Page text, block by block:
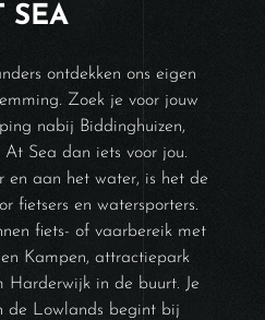
SEA
ontdekken ons eigen
Zoek je voor jouw
nabij Biddinghuizen,
Sea dan iets voor jou.
en aan het water, is het de
fietsers en watersporters.
fiets- of vaarbereik met
Kampen, attractiepark
Harderwijk in de buurt. Je
de Lowlands begint bij